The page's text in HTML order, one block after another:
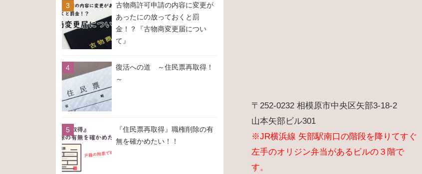
古物商許可申請の内容に変更が
あったにの放っておくと罰
金！？『古物商変更届につい
て』
復活への道 ～住民票再取得！
～
『住民票再取得』職権削除の有
無を確かめたい！！
〒252-0232 相模原市中央区矢部3-18-2
山本矢部ビル301
※JR横浜線 矢部駅南口の階段を降りてすぐ
左手のオリジン弁当があるビルの３階で
す。